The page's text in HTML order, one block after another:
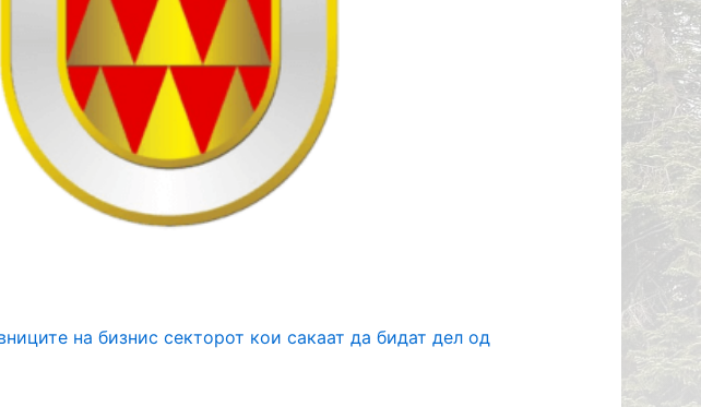
ИНТЕРВЈУ СО КАНДИДАТИ
ЗА НАДЗОРЕН ОДБОР КОИ
ПРОДОЛЖУВААТ ВО ВТОРА
ФАЗА ЈКП ВОДОВОД
на бизнис секторот кои сакаат да бидат дел од